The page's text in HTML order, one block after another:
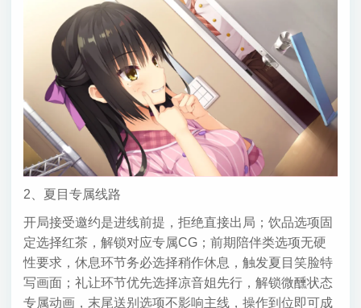
2、夏目专属线路
开局接受邀约是进线前提，拒绝直接出局；饮品选项固
定选择红茶，解锁对应专属CG；前期陪伴类选项无硬
性要求，休息环节务必选择稍作休息，触发夏目笑脸特
写画面；礼让环节优先选择凉音姐先行，解锁微醺状态
专属动画，末尾送别选项不影响主线，操作到位即可成